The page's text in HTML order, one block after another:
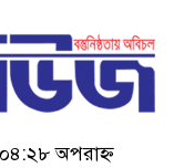
অপরাহ্ন